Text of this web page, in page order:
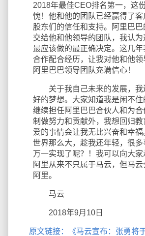
2018年最佳CEO排名第一，这
愧！他和他的团队已经赢得了客
股东们的信任和支持。阿里巴巴
交给他和他领导的团队，我认为
最应该做的最正确决定。这几年
合作配合经历，让我对他和他
阿里巴巴领导团队充满信心！
关于我自己未来的发展，我
好的梦想。大家知道我是闲不住
继续担任阿里巴巴合伙人和为
制做努力和贡献外，我想回归
爱的事情会让我无比兴奋和幸福
世界那么大，趁我还年轻，很多
万一实现了呢？！我可以向大家
阿里从来不只属于马云，但马
阿里。
马云
2018年9月10日
原文链接：《马云宣布：张勇将